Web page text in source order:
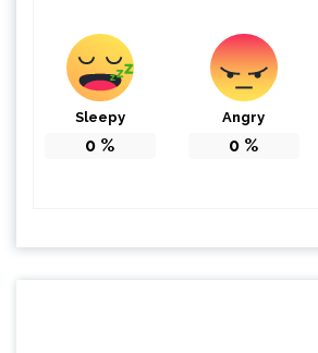
Sleepy
0 %
Angry
0 %